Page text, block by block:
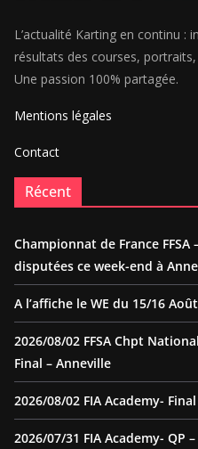
L’actualité Karting en continu :
résultats des courses,
Une passion 100% partagée.
Mentions légales
Contact
Récent
Championnat de France
disputées ce week-end à
A l’affiche le WE du 15/16
2026/08/02 FFSA Chpt
Final – Anneville
2026/08/02 FIA Academy-
2026/07/31 FIA Academy- QP